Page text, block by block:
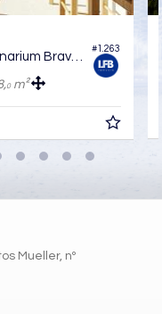
#1.263
Cobertura Duplex no Edifício Scenarium Brava Norte
0m²
Mueller, nº